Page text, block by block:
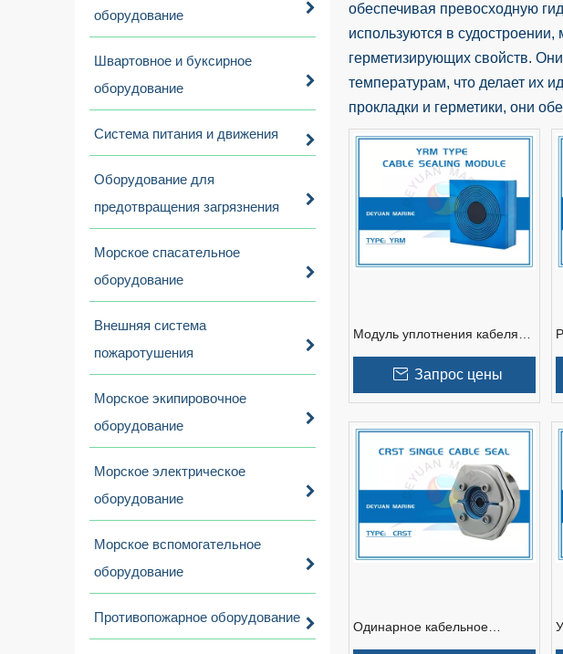
оборудование
Швартовное и буксирное
оборудование
Система питания и движения
Оборудование для
предотвращения загрязнения
Морское спасательное
оборудование
Внешняя система
пожаротушения
Морское экипировочное
оборудование
Морское электрическое
оборудование
Морское вспомогательное
оборудование
Противопожарное оборудование
обеспечивая превосходную
используются в
герметизирующих свойств.
температурам, что делает их
прокладки и герметики, они
Модуль уплотнения кабеля
Запрос цены
Одинарное кабельное